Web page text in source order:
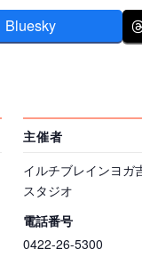
Bluesky
主催者
イルチブレインヨガ
スタジオ
電話番号
0422-26-5300